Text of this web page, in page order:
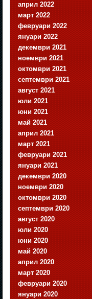
април 2022
март 2022
февруари 2022
януари 2022
декември 2021
ноември 2021
октомври 2021
септември 2021
август 2021
юли 2021
юни 2021
май 2021
април 2021
март 2021
февруари 2021
януари 2021
декември 2020
ноември 2020
октомври 2020
септември 2020
август 2020
юли 2020
юни 2020
май 2020
април 2020
март 2020
февруари 2020
януари 2020